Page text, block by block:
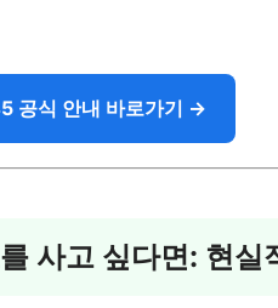
공식 안내 바로가기 →
사고 싶다면: 현실